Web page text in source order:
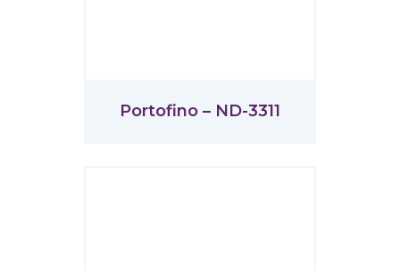
Portofino – ND-3311